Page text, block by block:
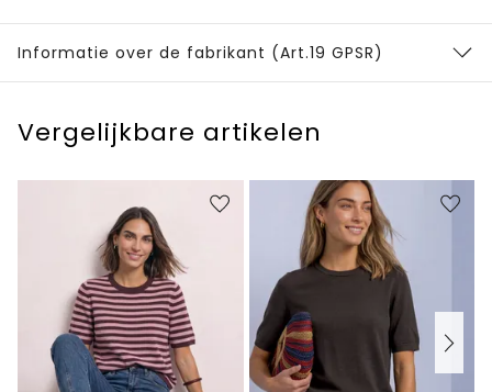
Informatie over de fabrikant (Art.19 GPSR)
Vergelijkbare artikelen